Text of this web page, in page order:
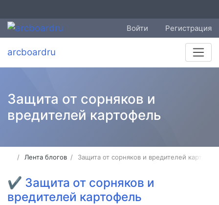
Войти Регистрация
arcboardru
Защита от сорняков и
вредителей картофель
Лента блогов Защита от сорняков и вредителей
✔ Защита от сорняков и
вредителей картофель